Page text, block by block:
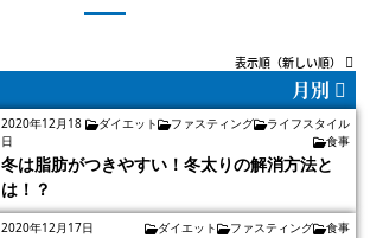
表示順（新しい順）
月別
2020年12月18
日
ダイエット ファスティング
ライフスタイル
食事
冬は脂肪がつきやすい！冬太りの解消方法と
は！？
2020年12月17日 ダイエット ファスティング 食事